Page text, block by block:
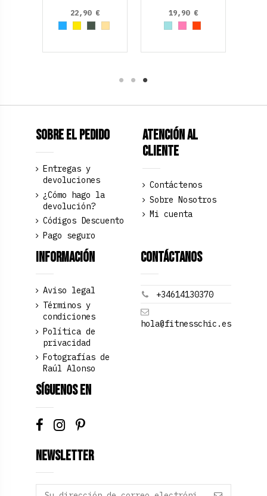
22,90 €
Azul claro
Amarillo
Verde Oliva
Beige
19,90 €
Azul cielo
Rosa claro
Naranja
Sobre el pedido
Entregas y
devoluciones
¿Cómo hago la
devolución?
Códigos Descuento
Pago seguro
Atención al
Cliente
Contáctenos
Sobre Nosotros
Mi cuenta
Información
Aviso legal
Términos y
condiciones
Política de
privacidad
Fotografías de
Raúl Alonso
Contáctanos
+34614130370
hola@fitnesschic.es
Síguenos en
Newsletter